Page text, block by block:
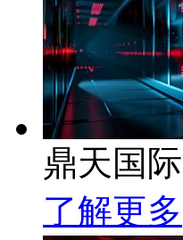
鼎天国
了解更多